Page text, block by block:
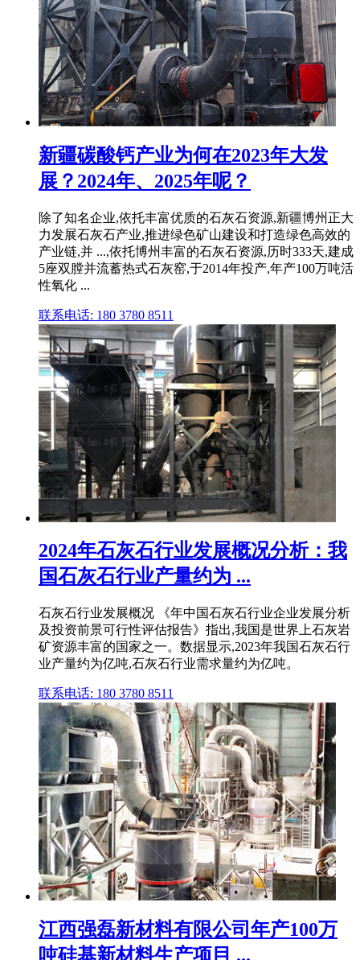
新疆碳酸钙产业为何在2023年大发
展？2024年、2025年呢？
除了知名企业,依托丰富优质的石灰石资源,新疆博州正大
力发展石灰石产业,推进绿色矿山建设和打造绿色高效的
产业链,并 ...,依托博州丰富的石灰石资源,历时333天,建成
5座双膛并流蓄热式石灰窑,于2014年投产,年产100万吨活
性氧化 ...
联系电话: 180 3780 8511
2024年石灰石行业发展概况分析：我
国石灰石行业产量约为 ...
石灰石行业发展概况 《年中国石灰石行业企业发展分析
及投资前景可行性评估报告》指出,我国是世界上石灰岩
矿资源丰富的国家之一。数据显示,2023年我国石灰石行
业产量约为亿吨,石灰石行业需求量约为亿吨。
联系电话: 180 3780 8511
江西强磊新材料有限公司年产100万
吨硅基新材料生产项目 ...